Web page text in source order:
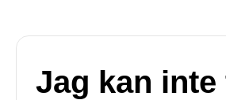
Jag kan inte